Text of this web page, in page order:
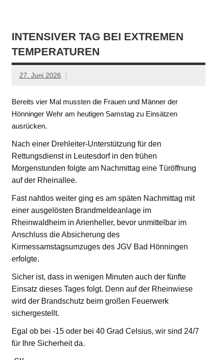
INTENSIVER TAG BEI EXTREMEN
TEMPERATUREN
27. Juni 2026
Bereits vier Mal mussten die Frauen und Männer der
Hönninger Wehr am heutigen Samstag zu Einsätzen
ausrücken.
Nach einer Drehleiter-Unterstützung für den
Rettungsdienst in Leutesdorf in den frühen
Morgenstunden folgte am Nachmittag eine Türöffnung
auf der Rheinallee.
Fast nahtlos weiter ging es am späten Nachmittag mit
einer ausgelösten Brandmeldeanlage im
Rheinwaldheim in Arienheller, bevor unmittelbar im
Anschluss die Absicherung des
Kirmessamstagsumzuges des JGV Bad Hönningen
erfolgte.
Sicher ist, dass in wenigen Minuten auch der fünfte
Einsatz dieses Tages folgt. Denn auf der Rheinwiese
wird der Brandschutz beim großen Feuerwerk
sichergestellt.
Egal ob bei -15 oder bei 40 Grad Celsius, wir sind 24/7
für Ihre Sicherheit da.